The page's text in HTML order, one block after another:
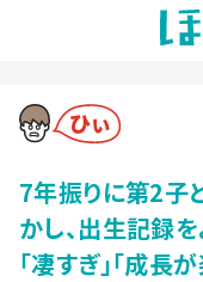
7年振りに第2子
かし、出生記録
「凄すぎ」「成長